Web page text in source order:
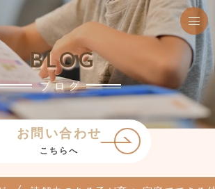
BLOG
ブログ
お問い合わせ
こちらへ